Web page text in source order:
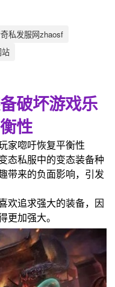
私发服网zhaosf
破坏游戏乐
性
家唿吁恢复平衡性
态私服中的变态装备种
带来的负面影响，引发
欢追求强大的装备，因
更加强大。